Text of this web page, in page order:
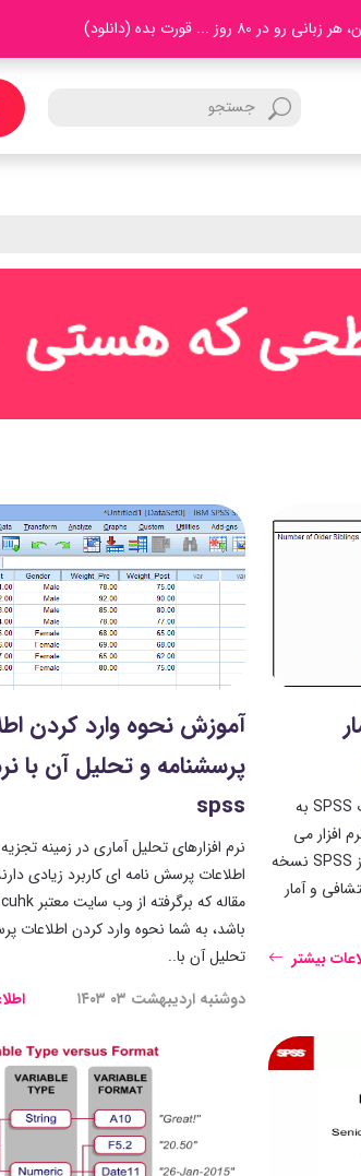
80 روز ... قورت بده (دانلود)
در ادامه سری آموزش های ساده و جذاب SPSS به
افزار می
رویم. این آموزش به شما نحوه استفاده از SPSS نسخه
و آمار
بیشتر
آموزش نحوه وارد کردن
پرسشنامه و تحلیل آن با
spss
نرم افزارهای تحلیل آماری در زمینه
اطلاعات پرسش نامه ای کاربرد زیادی
باشد، به شما نحوه وارد کردن اطلاعات
تحلیل آن با..
دوشنبه اردیبهشت ۰۳ ۱۴۰۳